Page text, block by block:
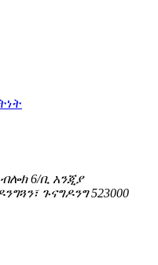
ብሎክ 6/ቢ አንጂያ
ጉናግዶንግ 523000